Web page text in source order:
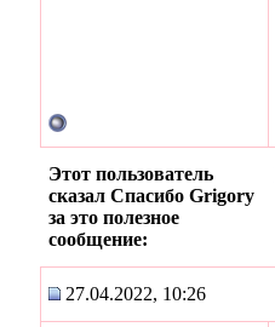
Этот пользователь
сказал Спасибо Grigory
за это полезное
сообщение:
27.04.2022, 10:26